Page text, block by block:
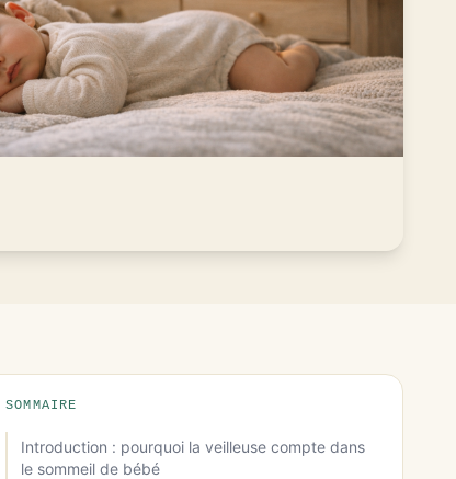
SOMMAIRE
Introduction : pourquoi la veilleuse compte dans
le sommeil de bébé